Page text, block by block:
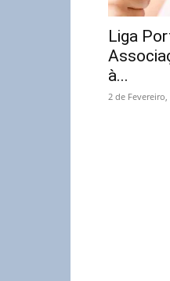
Liga
à...
2 de Fevereiro,